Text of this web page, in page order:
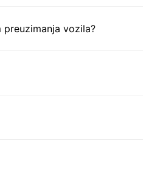
vozila?